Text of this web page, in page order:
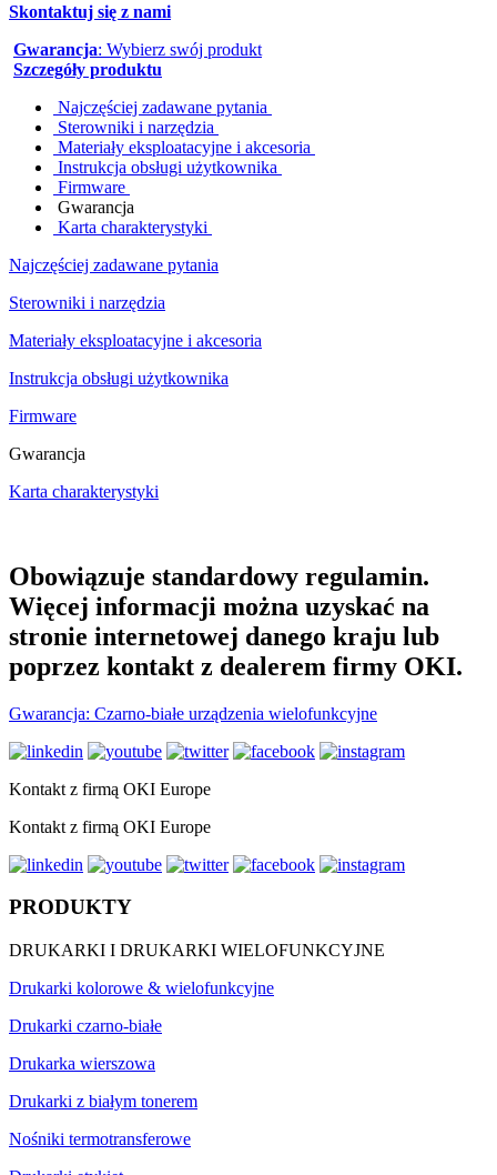
Skontaktuj się z nami
Gwarancja: Wybierz swój produkt
Szczegóły produktu
Najczęściej zadawane pytania
Sterowniki i narzędzia
Materiały eksploatacyjne i akcesoria
Instrukcja obsługi użytkownika
Firmware
Gwarancja
Karta charakterystyki
Najczęściej zadawane pytania
Sterowniki i narzędzia
Materiały eksploatacyjne i akcesoria
Instrukcja obsługi użytkownika
Firmware
Gwarancja
Karta charakterystyki
Obowiązuje standardowy regulamin.
Więcej informacji można uzyskać na
stronie internetowej danego kraju lub
poprzez kontakt z dealerem firmy OKI.
Gwarancja: Czarno-białe urządzenia wielofunkcyjne
Kontakt z firmą OKI Europe
Kontakt z firmą OKI Europe
PRODUKTY
DRUKARKI I DRUKARKI WIELOFUNKCYJNE
Drukarki kolorowe & wielofunkcyjne
Drukarki czarno-białe
Drukarka wierszowa
Drukarki z białym tonerem
Nośniki termotransferowe